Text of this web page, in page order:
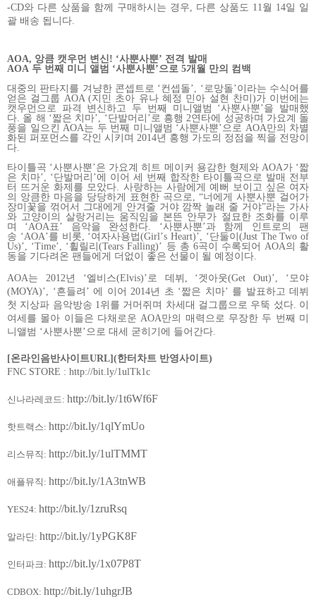
-CD와 다른 상품을 함께 구매하시는 경우 다른 상품도 11 월 14일 일
괄 배송 됩니다
AOA, 앙큼 캣우먼 변신 ! ‘사뿐사뿐’ 전격 발매
AOA 두 번째 미니 앨범 ‘사뿐사뿐’으로 5개월 만의 컴백
대중의 판타지를 겨냥한 콘셉트로 ‘컨셉돌’ ‘로망돌’이라는 수식어를
얻은 걸그룹 AOA (지민 초아 유나 혜정 민아 설현 찬미 )가 이번에는
캣우먼으로
파격 변신하고 두 번째 미니앨범 ‘사뿐사뿐’을
발매했
다 올 해 ‘짧은 치마’ ‘단발머리’로 흥행 2연타에 성공하며 가요계
돌
풍을 일으킨 AOA는 두 번째 미니앨범 ‘사뿐사뿐’으로 AOA만의 차별
화된 퍼포먼스를 각인 시키며 2014년 흥행 가도의 정점을 찍을 전망이
다
타이틀곡 ‘사뿐사뿐’은 가요계 히트 메이커 용감한 형제와 AOA가 ‘짧
은 치마’ ‘단발머리’에 이어 세 번째 합작한 타이틀곡으로 발매 전부
터
뜨거운 화제를 모았다 사랑하는 사람에게 예뻐 보이고 싶은 여자
의
앙큼한 마음을 당당하게 표현한 곡으로 “너에게 사뿐사뿐 걸어가
장미꽃을 꺾어서 그대에게 안겨줄 거야 깜짝 놀래 줄 거야”라는 가사
와 고양이의 살랑거리는 움직임을 본뜬 안무가 절묘한 조화를 이루
며
‘AOA 표’ 음악을 완성한다 ‘사뿐사뿐’과 함께 인트로의
팬
송 ‘AOA’를 비롯 ‘여자사용법(Girl ’s Heart)’ ‘단둘이 (Just The Two of
Us)’ ‘Time’ ‘휠릴리(Tears Falling)’ 등 총 6곡이 수록되어 AOA의
활
동을 기다려온 팬들에게 더없이 좋은 선물이 될 예정이다
AOA는 2012년 ‘엘비스(Elvis)’로 데뷔 ‘겟아웃(Get Out)’
‘모야
(MOYA)’ ‘흔들려’ 에 이어 2014년 초 ‘짧은 치마’ 를 발표하고 데뷔
첫 지상파 음악방송 1 위를 거머쥐며 차세대 걸그룹으로 우뚝 섰다. 이
여세를 몰아 이들은 다채로운 AOA만의 매력으로 무장한 두 번째 미
니앨범 ‘사뿐사뿐’으로 대세 굳히기에 들어간다
[온라인음반사이트URL] (한터차트 반영사이트)
FNC STORE : http://bit.ly/1ulTk1c
신나라레코드 : http://bit.ly/1t6Wf6F
핫트랙스: http://bit.ly/1qlYmUo
리스뮤직 : http://bit.ly/1ulTMMT
애플뮤직 : http://bit.ly/1A3tnWB
YES24: http://bit.ly/1zruRsq
알라딘 : http://bit.ly/1yPGK8F
인터파크 : http://bit.ly/1x07P8T
CDBOX: http://bit.ly/1uhgrJB